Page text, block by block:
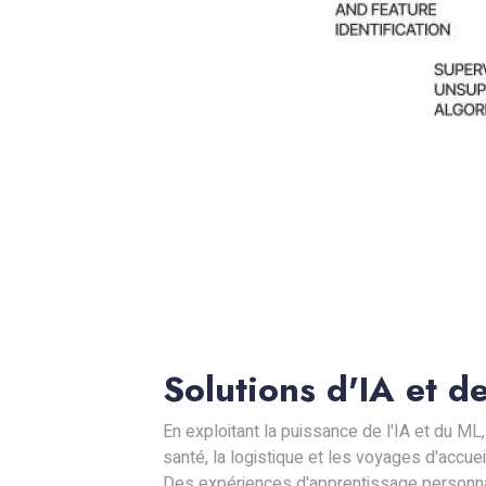
Solutions d'IA et
En exploitant la puissance de l'IA et du
santé, la logistique et les voyages